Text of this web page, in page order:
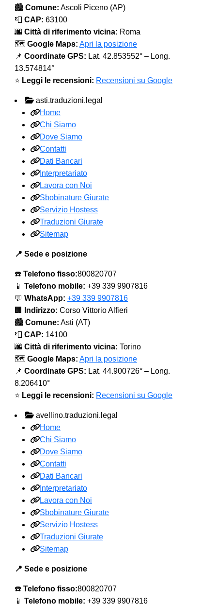
🏙️ Comune: Ascoli Piceno (AP)
📮 CAP: 63100
🌆 Città di riferimento vicina: Roma
🗺️ Google Maps: Apri la posizione
📌 Coordinate GPS: Lat. 42.853552° – Long.
13.574814°
⭐ Leggi le recensioni: Recensioni su Google
asti.traduzioni.legal
Home
Chi Siamo
Dove Siamo
Contatti
Dati Bancari
Interpretariato
Lavora con Noi
Sbobinature Giurate
Servizio Hostess
Traduzioni Giurate
Sitemap
📍 Sede e posizione
☎️ Telefono fisso:800820707
📱 Telefono mobile: +39 339 9907816
💬 WhatsApp: +39 339 9907816
🏢
Indirizzo: Corso Vittorio Alfieri
🏙️ Comune: Asti (AT)
📮 CAP: 14100
🌆 Città di riferimento vicina: Torino
🗺️ Google Maps: Apri la posizione
📌 Coordinate GPS: Lat. 44.900726° – Long.
8.206410°
⭐ Leggi le recensioni: Recensioni su Google
avellino.traduzioni.legal
Home
Chi Siamo
Dove Siamo
Contatti
Dati Bancari
Interpretariato
Lavora con Noi
Sbobinature Giurate
Servizio Hostess
Traduzioni Giurate
Sitemap
📍 Sede e posizione
☎️ Telefono fisso:800820707
📱 Telefono mobile: +39 339 9907816